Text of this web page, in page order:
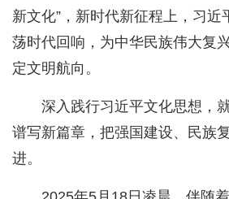
新文化”，新时代新征程上，习近
荡时代回响，为中华民族伟大复
定文明航向。
深入践行习近平文化思想，
谱写新篇章，把强国建设、民族
进。